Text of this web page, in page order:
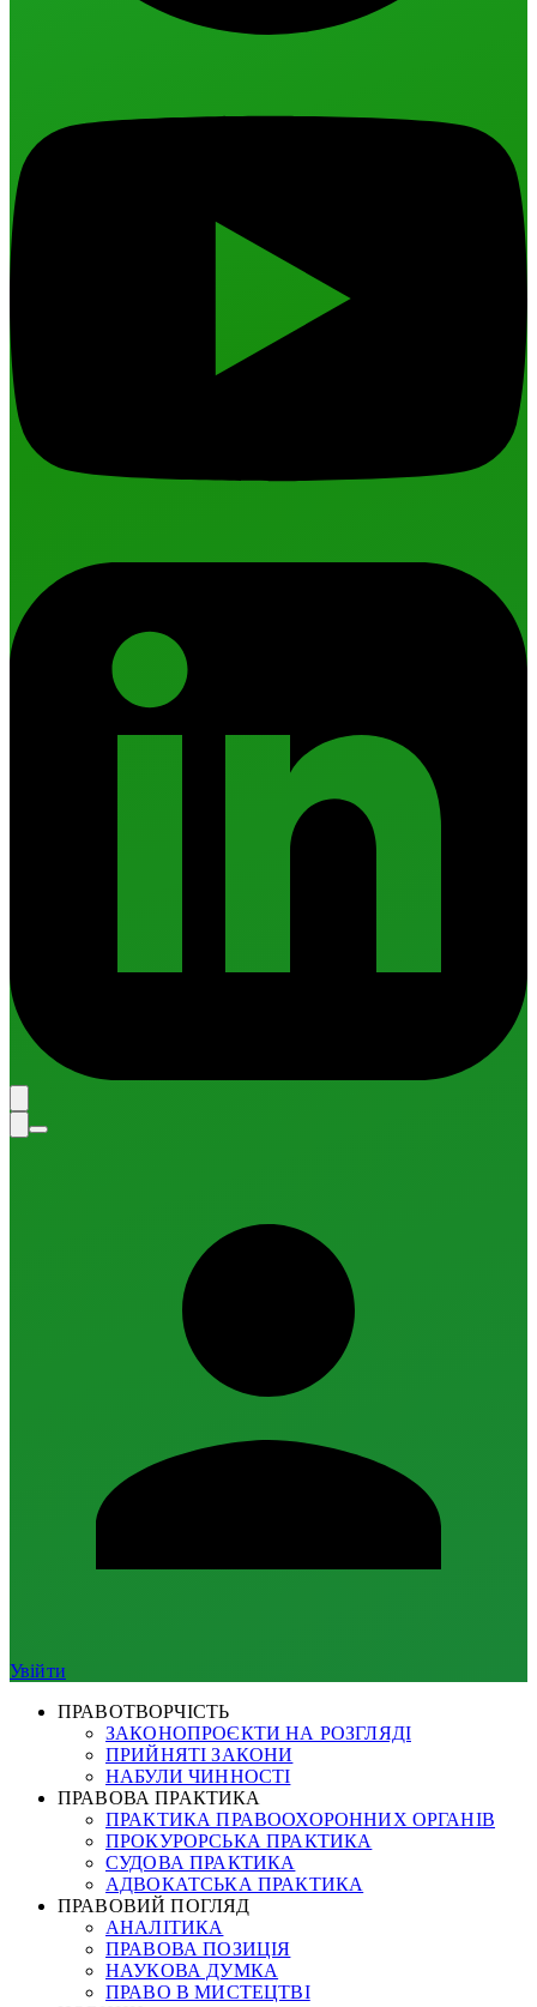
Увійти
ПРАВОТВОРЧІСТЬ
ЗАКОНОПРОЄКТИ НА РОЗГЛЯДІ
ПРИЙНЯТІ ЗАКОНИ
НАБУЛИ ЧИННОСТІ
ПРАВОВА ПРАКТИКА
ПРАКТИКА ПРАВООХОРОННИХ ОРГАНІВ
ПРОКУРОРСЬКА ПРАКТИКА
СУДОВА ПРАКТИКА
АДВОКАТСЬКА ПРАКТИКА
ПРАВОВИЙ ПОГЛЯД
АНАЛІТИКА
ПРАВОВА ПОЗИЦІЯ
НАУКОВА ДУМКА
ПРАВО В МИСТЕЦТВІ